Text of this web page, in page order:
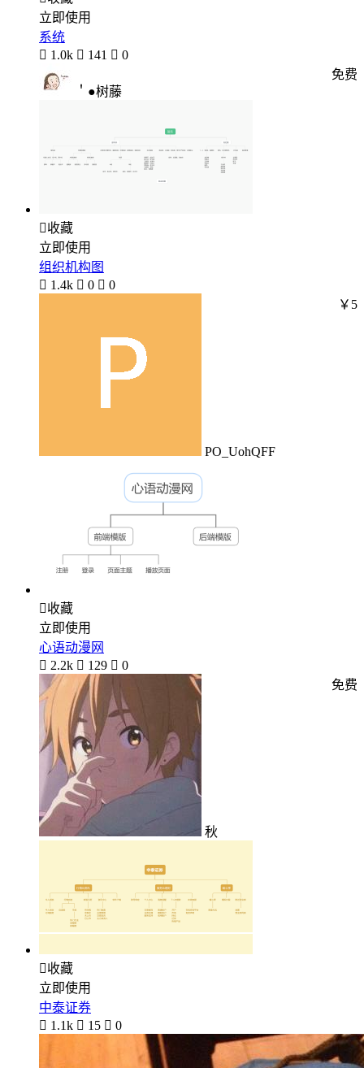
立即使用
系统
 1.0k  141  0
＇●树藤
免费
收藏
立即使用
组织机构图
 1.4k  0  0
PO_UohQFF
￥5
收藏
立即使用
心语动漫网
 2.2k  129  0
秋
免费
收藏
立即使用
中泰证券
 1.1k  15  0